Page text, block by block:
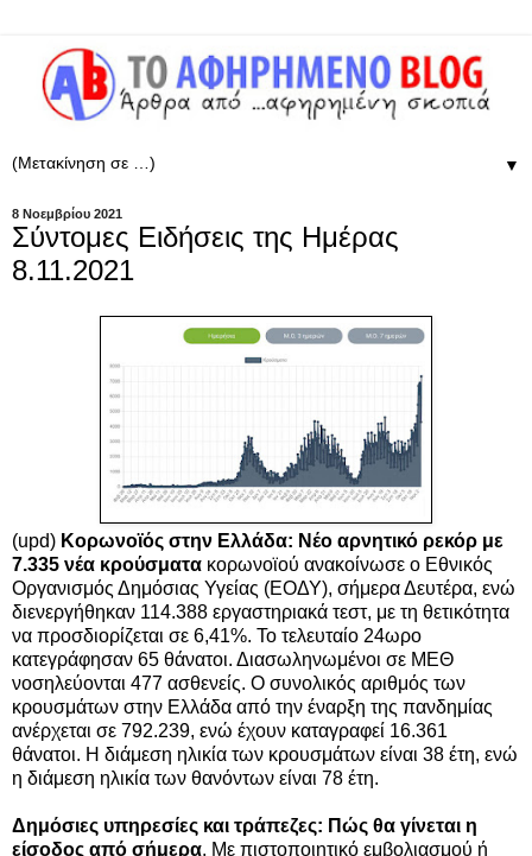
▼
8 Νοεμβρίου 2021
Σύντομες Ειδήσεις της Ημέρας
8.11.2021
(upd) Κορωνοϊός στην Ελλάδα: Νέο αρνητικό ρεκόρ με
7.335 νέα κρούσματα κορωνοϊού ανακοίνωσε ο Εθνικός
Οργανισμός Δημόσιας Υγείας (ΕΟΔΥ), σήμερα Δευτέρα, ενώ
διενεργήθηκαν 114.388 εργαστηριακά τεστ, με τη θετικότητα
να προσδιορίζεται σε 6,41%. Το τελευταίο 24ωρο
κατεγράφησαν 65 θάνατοι. Διασωληνωμένοι σε ΜΕΘ
νοσηλεύονται 477 ασθενείς. Ο συνολικός αριθμός των
κρουσμάτων στην Ελλάδα από την έναρξη της πανδημίας
ανέρχεται σε 792.239, ενώ έχουν καταγραφεί 16.361
θάνατοι. Η διάμεση ηλικία των κρουσμάτων είναι 38 έτη, ενώ
η διάμεση ηλικία των θανόντων είναι 78 έτη.
Δημόσιες υπηρεσίες και τράπεζες: Πώς θα γίνεται η
είσοδος από σήμερα. Με πιστοποιητικό εμβολιασμού ή